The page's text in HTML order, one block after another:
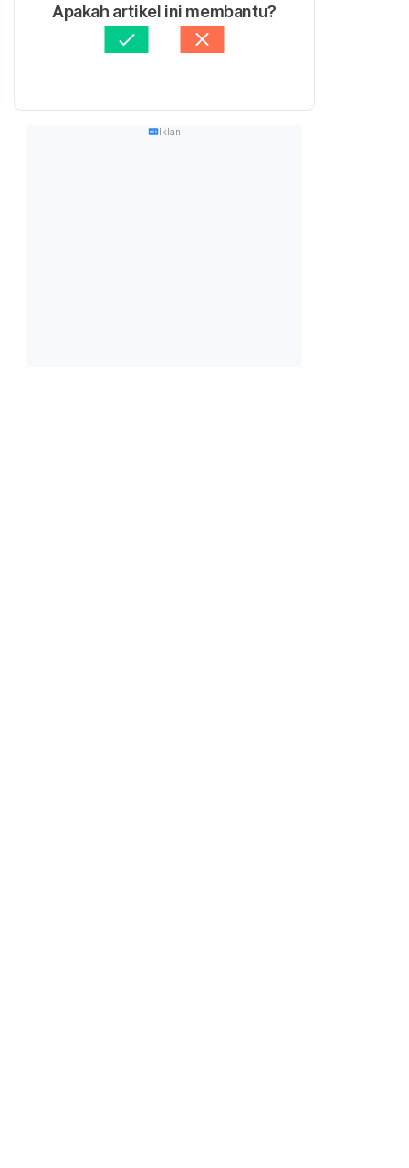
Apakah artikel ini membantu?
Iklan